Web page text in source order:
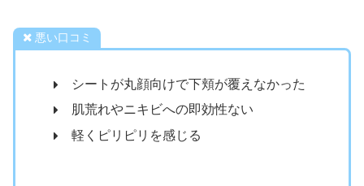
悪い口コミ
シートが丸顔向けで下頬が覆えなかった
肌荒れやニキビへの即効性ない
軽くピリピリを感じる